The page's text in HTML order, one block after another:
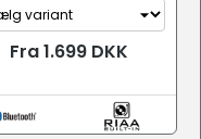
Fra 1.699 DKK